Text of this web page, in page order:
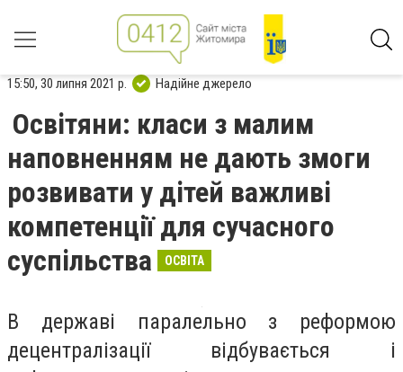
15:50, 30 липня 2021 р. Надійне джерело
Освітяни: класи з малим
наповненням не дають змоги
розвивати у дітей важливі
компетенції для сучасного
суспільства
ОСВІТА
В державі паралельно з реформою
децентралізації відбувається і